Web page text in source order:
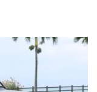
充実
、レーンキープア
アシスト機能が搭
一台は、